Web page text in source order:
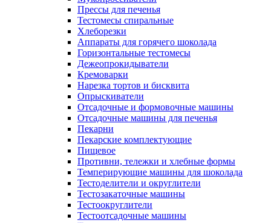
Прессы для печенья
Тестомесы спиральные
Хлеборезки
Аппараты для горячего шоколада
Горизонтальные тестомесы
Дежеопрокидыватели
Кремоварки
Нарезка тортов и бисквита
Опрыскиватели
Отсадочные и формовочные машины
Отсадочные машины для печенья
Пекарни
Пекарские комплектующие
Пищевое
Противни, тележки и хлебные формы
Темперирующие машины для шоколада
Тестоделители и округлители
Тестозакаточные машины
Тестоокруглители
Тестоотсадочные машины